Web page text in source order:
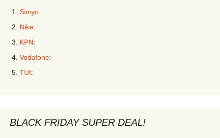
Simyo:
Nike:
KPN:
Vodafone:
TUI:
BLACK FRIDAY SUPER DEAL!